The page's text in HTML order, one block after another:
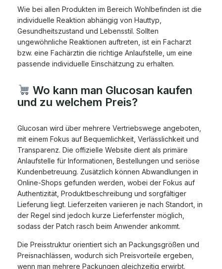
Wie bei allen Produkten im Bereich Wohlbefinden ist die
individuelle Reaktion abhängig von Hauttyp,
Gesundheitszustand und Lebensstil. Sollten
ungewöhnliche Reaktionen auftreten, ist ein Facharzt
bzw. eine Fachärztin die richtige Anlaufstelle, um eine
passende individuelle Einschätzung zu erhalten.
Wo kann man Glucosan kaufen
und zu welchem Preis?
Glucosan wird über mehrere Vertriebswege angeboten,
mit einem Fokus auf Bequemlichkeit, Verlässlichkeit und
Transparenz. Die offizielle Website dient als primäre
Anlaufstelle für Informationen, Bestellungen und seriöse
Kundenbetreuung. Zusätzlich können Abwandlungen in
Online-Shops gefunden werden, wobei der Fokus auf
Authentizität, Produktbeschreibung und sorgfältiger
Lieferung liegt. Lieferzeiten variieren je nach Standort, in
der Regel sind jedoch kurze Lieferfenster möglich,
sodass der Patch rasch beim Anwender ankommt.
Die Preisstruktur orientiert sich an Packungsgrößen und
Preisnachlässen, wodurch sich Preisvorteile ergeben,
wenn man mehrere Packungen gleichzeitig erwirbt.